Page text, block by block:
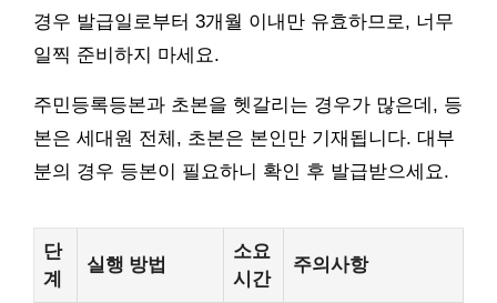
경우 발급일로부터 3개월 이내만 유효하므로, 너무
일찍 준비하지 마세요.
주민등록등본과 초본을 헷갈리는 경우가 많은데, 등
본은 세대원 전체, 초본은 본인만 기재됩니다. 대부
분의 경우 등본이 필요하니 확인 후 발급받으세요.
단
계
실행 방법
소요
시간
주의사항